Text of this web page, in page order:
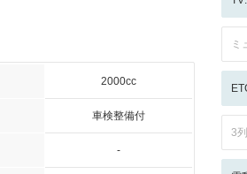
2000cc
車検整備付
-
ミ
3